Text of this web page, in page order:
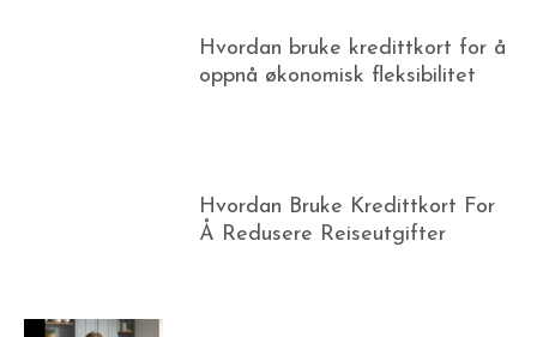
Hvordan bruke kredittkort for å
oppnå økonomisk fleksibilitet
Hvordan Bruke Kredittkort For
Å Redusere Reiseutgifter